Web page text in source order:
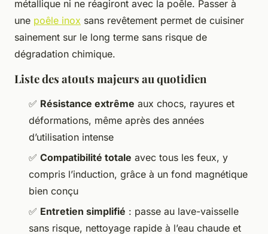
métallique ni ne réagiront avec la poêle. Passer à
une poêle inox sans revêtement permet de cuisiner
sainement sur le long terme sans risque de
dégradation chimique.
Liste des atouts majeurs au quotidien
✅ Résistance extrême aux chocs, rayures et
déformations, même après des années
d’utilisation intense
✅ Compatibilité totale avec tous les feux, y
compris l’induction, grâce à un fond magnétique
bien conçu
✅ Entretien simplifié : passe au lave-vaisselle
sans risque, nettoyage rapide à l’eau chaude et